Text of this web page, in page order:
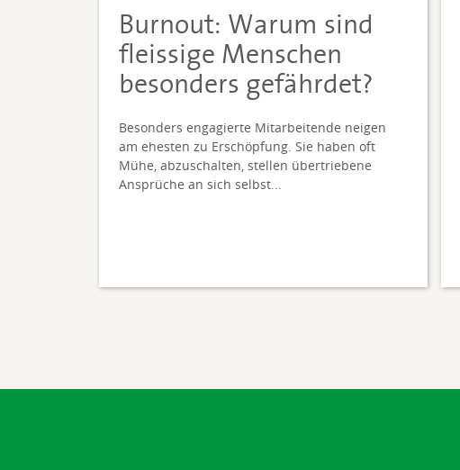
Burnout: Warum sind
fleissige Menschen
besonders gefährdet?
Besonders engagierte Mitarbeitende neigen
am ehesten zu Erschöpfung. Sie haben oft
Mühe, abzuschalten, stellen übertriebene
Ansprüche an sich selbst...